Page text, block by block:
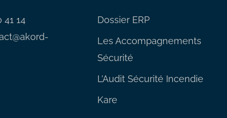
41 14
Dossier ERP
Les Accompagnements
Sécurité
L’Audit Sécurité Incendie
Kare